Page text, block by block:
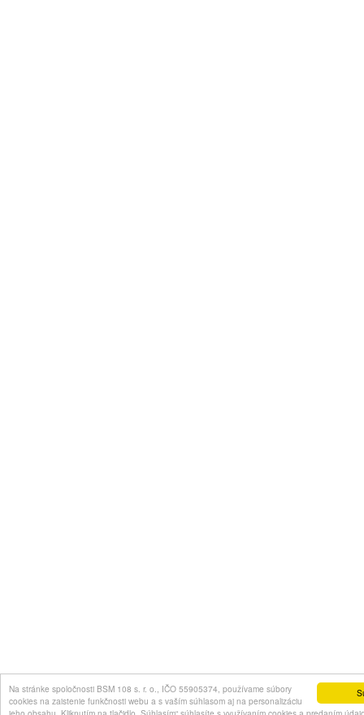
Na stránke spoločnosti BSM 108 s. r. o., IČO 55905374, používame súbory
cookies na zaistenie funkčnosti webu a s vaším súhlasom aj na personalizáciu